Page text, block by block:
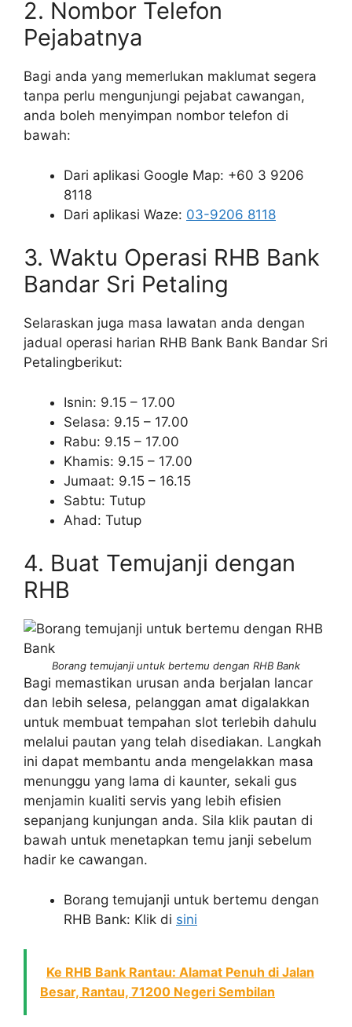
2. Nombor Telefon
Pejabatnya
Bagi anda yang memerlukan maklumat segera
tanpa perlu mengunjungi pejabat cawangan,
anda boleh menyimpan nombor telefon di
bawah:
Dari aplikasi Google Map: +60 3 9206
8118
Dari aplikasi Waze: 03-9206 8118
3. Waktu Operasi RHB Bank
Bandar Sri Petaling
Selaraskan juga masa lawatan anda dengan
jadual operasi harian RHB Bank Bank Bandar Sri
Petalingberikut:
Isnin: 9.15 – 17.00
Selasa: 9.15 – 17.00
Rabu: 9.15 – 17.00
Khamis: 9.15 – 17.00
Jumaat: 9.15 – 16.15
Sabtu: Tutup
Ahad: Tutup
4. Buat Temujanji dengan
RHB
Borang temujanji untuk bertemu dengan RHB Bank
Bagi memastikan urusan anda berjalan lancar
dan lebih selesa, pelanggan amat digalakkan
untuk membuat tempahan slot terlebih dahulu
melalui pautan yang telah disediakan. Langkah
ini dapat membantu anda mengelakkan masa
menunggu yang lama di kaunter, sekali gus
menjamin kualiti servis yang lebih efisien
sepanjang kunjungan anda. Sila klik pautan di
bawah untuk menetapkan temu janji sebelum
hadir ke cawangan.
Borang temujanji untuk bertemu dengan
RHB Bank: Klik di sini
Ke RHB Bank Rantau: Alamat Penuh di Jalan
Besar, Rantau, 71200 Negeri Sembilan